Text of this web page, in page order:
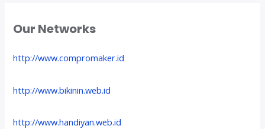
Our Networks
http://www.compromaker.id
http://www.bikinin.web.id
http://www.handiyan.web.id